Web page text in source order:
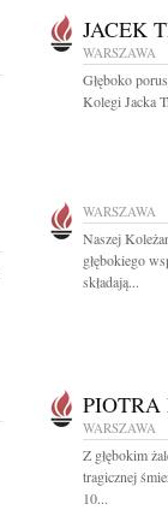
JACEK
WARSZAWA
Głęboko
Kolegi Jacka
WARSZAWA
Naszej
głębokiego
składają...
PIOTRA
WARSZAWA
Z głębokim
tragicznej
10...